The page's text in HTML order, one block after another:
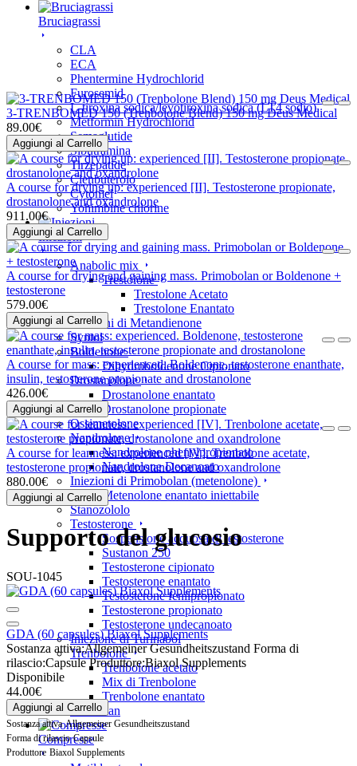
Bruciagrassi
CLA
ECA
Phentermine Hydrochlorid
Furosemid
L-tiroxina sodica/levotiroxina sodica (LT4 sodio)
Metformin Hydrochlorid
Semaglutide
Sibutramina
Tirzepatide
Clenbuterolo
Cytomel
Yohimbine chlorine
Iniezioni
Anabolic mix
Trestolone
Trestolone Acetato
Trestolone Enantato
Iniezioni di Metandienone
Syntol
Boldenone
Dihydroboldenone Cipionato
Drostanolone
Drostanolone enantato
Drostanolone propionate
Ossimetolone
Nandrolone
Nandrolone phenylpropionato
Nandrolone Decanoato
Iniezioni di Primobolan (metenolone)
Metenolone enantato iniettabile
Stanozololo
Testosterone
Sospensione acquosa di testosterone
Sustanon 250
Testosterone cipionato
Testosterone enantato
Testosterone fenilpropionato
Testosterone propionato
Testosterone undecanoato
Iniezione di Turinabol
Trenbolone
Trenbolone acetato
Mix di Trenbolone
Trenbolone enantato
Parabolan
Compresse
3-TRENBOMED 150 (Trenbolone Blend) 150 mg Deus Medical
89.00€
Aggiungi al Carrello
A course for drying up: experienced [II]. Testosterone propionate,
drostanolone and oxandrolone
911.00€
Aggiungi al Carrello
A course for drying and gaining mass. Primobolan or Boldenone +
testosterone
579.00€
Aggiungi al Carrello
A course for mass: experienced. Boldenone, testosterone enanthate,
insulin, testosterone propionate and drostanolone
426.00€
Aggiungi al Carrello
A course for leanness: experienced [IV]. Trenbolone acetate,
testosterone propionate, drostanolone and oxandrolone
880.00€
Aggiungi al Carrello
Supporto del glucosio
SOU-1045
GDA (60 capsules) Biaxol Supplements
Sostanza attiva:Allgemeiner Gesundheitszustand Forma di
rilascio:Capsule Produttore:Biaxol Supplements
Disponibile
44.00€
Aggiungi al Carrello
Sostanza attiva Allgemeiner Gesundheitszustand
Forma di rilascio Capsule
Produttore Biaxol Supplements